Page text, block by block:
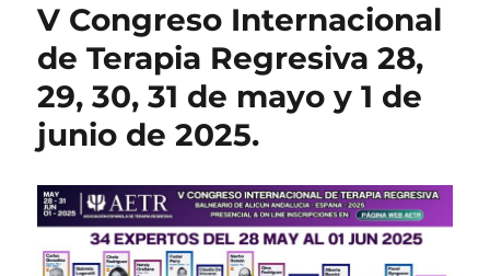
V Congreso Internacional
de Terapia Regresiva 28,
29, 30, 31 de mayo y 1 de
junio de 2025.